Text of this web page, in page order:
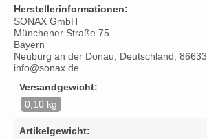
Herstellerinformationen:
SONAX GmbH
Münchener Straße 75
Bayern
Neuburg an der Donau, Deutschland, 86633
info@sonax.de
Versandgewicht:
0,10 kg
Artikelgewicht: